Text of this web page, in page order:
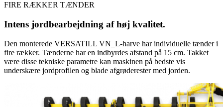
FIRE RÆKKER TÆNDER
Intens jordbearbejdning af høj kvalitet.
Den monterede VERSATILL VN_L-harve har individuelle tænder i
fire rækker. Tænderne har en indbyrdes afstand på 15 cm. Takket
være disse tekniske parametre kan maskinen på bedste vis
underskære jordprofilen og blade afgrøderester med jorden.